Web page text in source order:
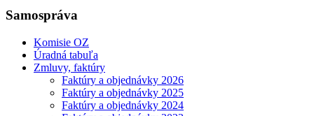
Samospráva
Komisie OZ
Úradná tabuľa
Zmluvy, faktúry
Faktúry a objednávky 2026
Faktúry a objednávky 2025
Faktúry a objednávky 2024